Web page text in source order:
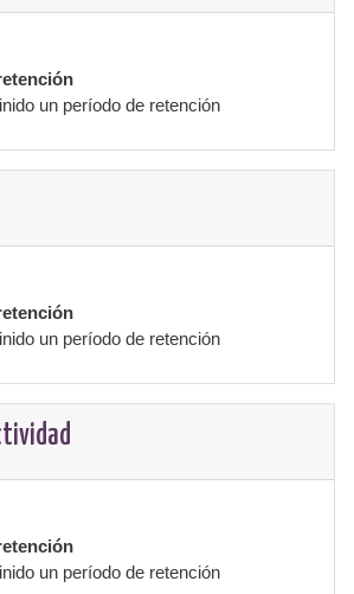
un período de retención
un período de retención
un período de retención